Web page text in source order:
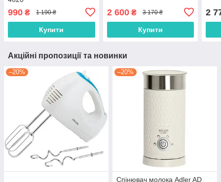
990 ₴ 1 190 ₴
Купити
2 600₴ 3 170 ₴
Купити
2
Акційні пропозиції та новинки
–20% –20%
Спінювач молока Adler AD